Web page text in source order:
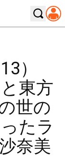
）
東方
世の
たラ
奈美